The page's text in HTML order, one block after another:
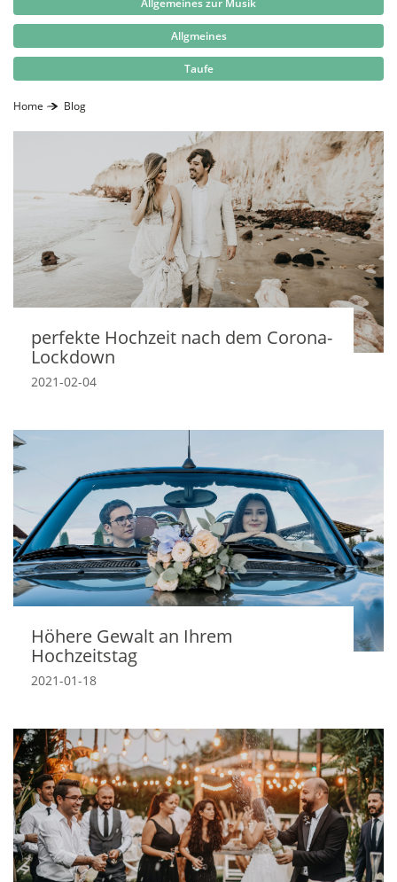
Allgemeines zur Musik
Allgmeines
Taufe
Home Blog
perfekte Hochzeit nach dem Corona-
Lockdown
2021-02-04
Höhere Gewalt an Ihrem
Hochzeitstag
2021-01-18